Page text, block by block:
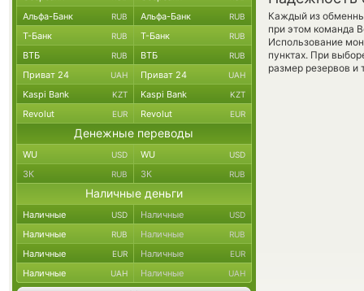
Каждый из
при этом команда
Использование
пунктах. При
размер резервов и
Альфа-Банк RUB Альфа-Банк RUB
Т-Банк RUB Т-Банк RUB
ВТБ RUB ВТБ RUB
Приват 24 UAH Приват 24 UAH
Kaspi Bank KZT Kaspi Bank KZT
Revolut EUR Revolut EUR
Денежные переводы
WU USD WU USD
ЗК RUB ЗК RUB
Наличные деньги
Наличные USD Наличные USD
Наличные RUB Наличные RUB
Наличные EUR Наличные EUR
Наличные UAH Наличные UAH